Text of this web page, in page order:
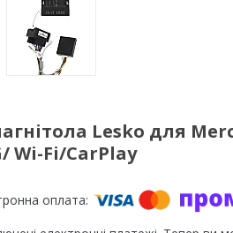
Lesko для
Wi-Fi/CarPlay